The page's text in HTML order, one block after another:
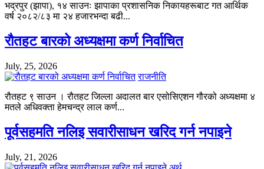
भद्रपुर (झापा), १४ साउनः झापाका प्रशासनिक निकायहरूबाट गत आर्थिक
वर्ष २०८२/८३ मा २४ हजारभन्दा बढी...
रौतहट बारको अध्यक्षमा कर्ण निर्वाचित
July, 25, 2026
राजनीति
रौतहट ९ साउन । रौतहट जिल्ला अदालत बार एसोसिएशन गौरको अध्यक्षमा ४
मतले अधिवक्ता हेमचन्द्र लाल कर्ण...
पूर्वसहमति नलिइ सवारीसाधन खरिद गर्न नपाइने
July, 21, 2026